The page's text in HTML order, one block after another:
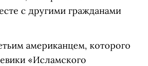
с другими гражданами
американцем, которого
«Исламского